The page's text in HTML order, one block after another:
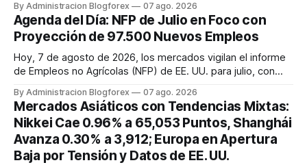
bursátiles bajo escrutinio. Paralelamente, las tensiones
crecientes en el Estrecho de Ormuz impulsan al alza los
precios del...
By Administracion Blogforex 07 ago. 2026
Agenda del Día: NFP de Julio en Foco con
Proyección de 97.500 Nuevos Empleos
Hoy, 7 de agosto de 2026, los mercados vigilan el informe
de Empleos no Agrícolas (NFP) de EE. UU. para julio, con
desempleo del 4,2%.
By Administracion Blogforex 07 ago. 2026
Mercados Asiáticos con Tendencias Mixtas:
Nikkei Cae 0.96% a 65,053 Puntos, Shanghái
Avanza 0.30% a 3,912; Europa en Apertura
Baja por Tensión y Datos de EE. UU.